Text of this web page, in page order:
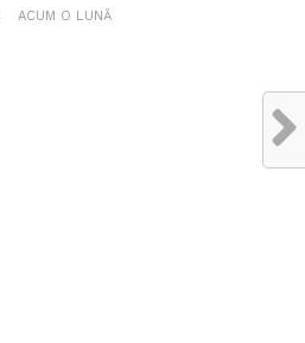
ACUM O LUNĂ